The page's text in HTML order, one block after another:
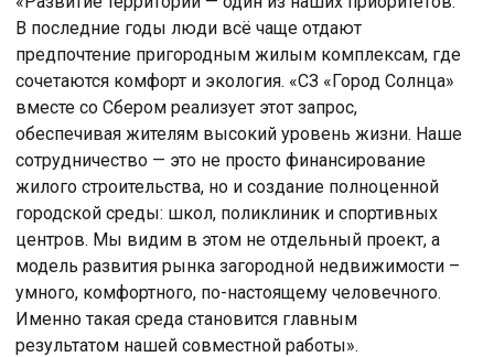
В последние годы люди всё чаще отдают
предпочтение пригородным жилым комплексам, где
сочетаются комфорт и экология. «СЗ «Город Солнца»
вместе со Сбером реализует этот запрос,
обеспечивая жителям высокий уровень жизни. Наше
сотрудничество — это не просто финансирование
жилого строительства, но и создание полноценной
городской среды: школ, поликлиник и спортивных
центров. Мы видим в этом не отдельный проект, а
модель развития рынка загородной недвижимости –
умного, комфортного, по-настоящему человечного.
Именно такая среда становится главным
результатом нашей совместной работы».